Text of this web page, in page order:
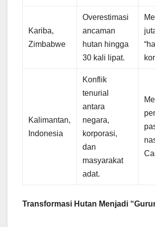
Kariba,
Zimbabwe
Overestimasi
ancaman
hutan hingga
30 kali lipat.
Kalimantan,
Indonesia
Konflik
tenurial
antara
negara,
korporasi,
dan
masyarakat
adat.
Transformasi Hutan Menjadi